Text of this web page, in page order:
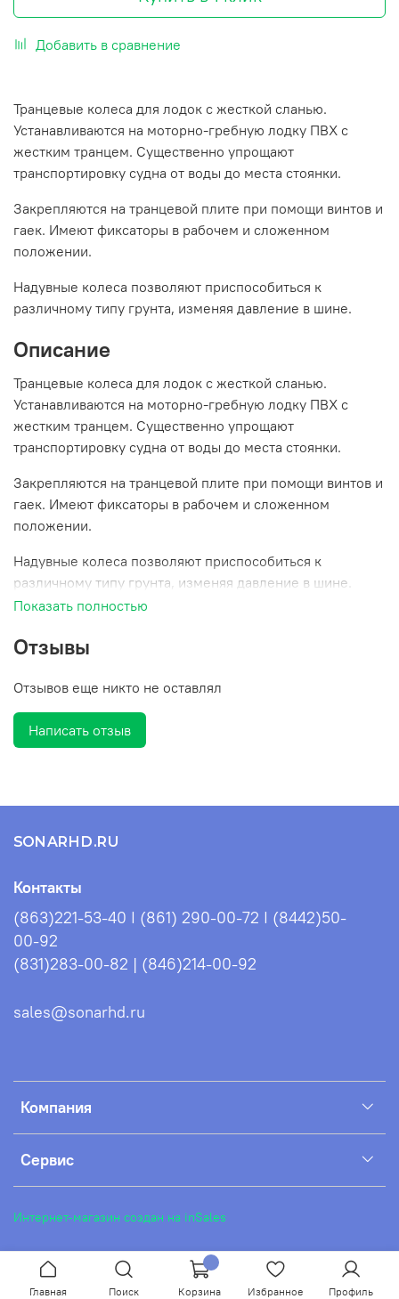
Добавить в сравнение
Транцевые колеса для лодок с жесткой сланью.
Устанавливаются на моторно-гребную лодку ПВХ с
жестким транцем. Существенно упрощают
транспортировку судна от воды до места стоянки.
Закрепляются на транцевой плите при помощи винтов и
гаек. Имеют фиксаторы в рабочем и сложенном
положении.
Надувные колеса позволяют приспособиться к
различному типу грунта, изменяя давление в шине.
Описание
Транцевые колеса для лодок с жесткой сланью.
Устанавливаются на моторно-гребную лодку ПВХ с
жестким транцем. Существенно упрощают
транспортировку судна от воды до места стоянки.
Закрепляются на транцевой плите при помощи винтов и
гаек. Имеют фиксаторы в рабочем и сложенном
положении.
Надувные колеса позволяют приспособиться к
различному типу грунта, изменяя давление в шине.
Показать полностью
Отзывы
Отзывов еще никто не оставлял
Написать отзыв
SONARHD.RU
Компания
Сервис
Контакты
(863)221-53-40 I (861) 290-00-72 I (8442)50-
00-92
(831)283-00-82 | (846)214-00-92
sales@sonarhd.ru
Интернет-магазин создан на inSales
Главная Поиск Корзина Избранное Профиль